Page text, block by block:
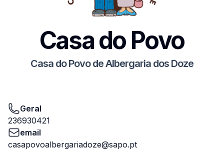
Casa do Povo
Casa do Povo de Albergaria dos Doze
Geral
236930421
email
casapovoalbergariadoze@sapo.pt